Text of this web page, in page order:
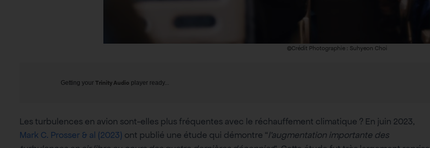
©Crédit Photographie : Suhyeon Choi
Getting your Trinity Audio player ready...
Les turbulences en avion sont-elles plus fréquentes avec le réchauffement climatique ? En juin 2023,
Mark C. Prosser & al (2023) ont publié une étude qui démontre “l’augmentation importante des